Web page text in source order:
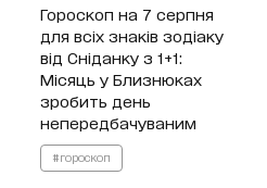
Гороскоп на 7 серпня
для всіх знаків зодіаку
від Сніданку з 1+1:
Місяць у Близнюках
зробить день
непередбачуваним
#гороскоп